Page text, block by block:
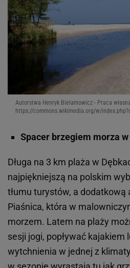
Autorstwa Henryk Bielamowicz - Praca
https://commons.wikimedia.org/w/
Spacer brzegiem morza
Długa na 3 km plaża w
najpiękniejszą na polskim
tłumu turystów, a dodatkową
Piaśnica, która w
morzem. Latem na plaży
sesji jogi, popływać kajakiem
wytchnienia w jednej z